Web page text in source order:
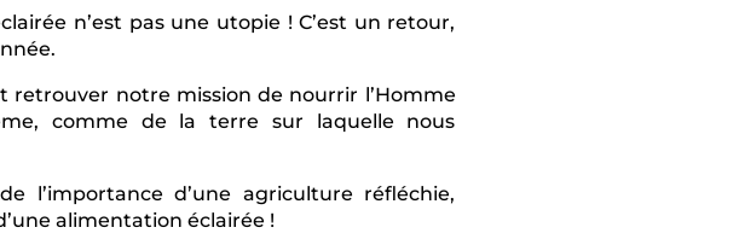
n’est pas une utopie ! C’est un retour,
retrouver notre mission de nourrir l’Homme
comme de la terre sur laquelle nous
l’importance d’une agriculture réfléchie,
alimentation éclairée !